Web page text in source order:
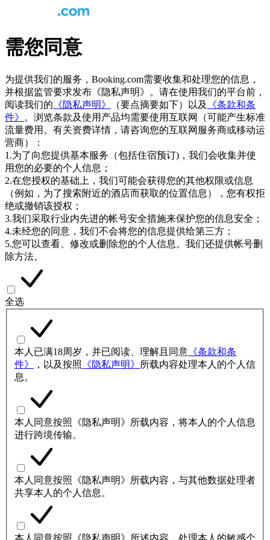
需您同意
为提供我们的服务，Booking.com需要收集和处理您的信息，
并根据监管要求发布《隐私声明》。请在使用我们的平台前，
阅读我们的 《隐私声明》 （要点摘要如下）以及
《条款和条
件》
。浏览条款及使用产品均需要使用互联网（可能产生标准
流量费用。有关资费详情，请咨询您的互联网服务商或移动运
营商）：
1.为了向您提供基本服务（包括住宿预订)，我们会收集并使
用您的必要的个人信息；
2.在您授权的基础上，我们可能会获得您的其他权限或信息
（例如，为了搜索附近的酒店而获取的位置信息），您有权拒
绝或撤销该授权；
3.我们采取行业内先进的帐号安全措施来保护您的信息安全；
4.未经您的同意，我们不会将您的信息提供给第三方；
5.您可以查看、修改或删除您的个人信息。我们还提供帐号删
除方法。
全选
本人已满18周岁，并已阅读、理解且同意 《条款和条
件》
，以及按照 《隐私声明》
所载内容处理本人的个人信
息。
本人同意按照《隐私声明》所载内容，将本人的个人信息
进行跨境传输。
本人同意按照《隐私声明》所载内容，与其他数据处理者
共享本人的个人信息。
本人同意按照《隐私声明》所述内容，处理本人的敏感个